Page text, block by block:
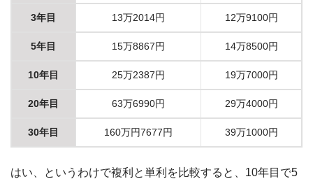
3年目 13万2014円 12万9100円
5年目 15万8867円 14万8500円
10年目 25万2387円 19万7000円
20年目 63万6990円 29万4000円
30年目 160万円7677円 39万1000円
はい、というわけで複利と単利を比較すると、10年目で5